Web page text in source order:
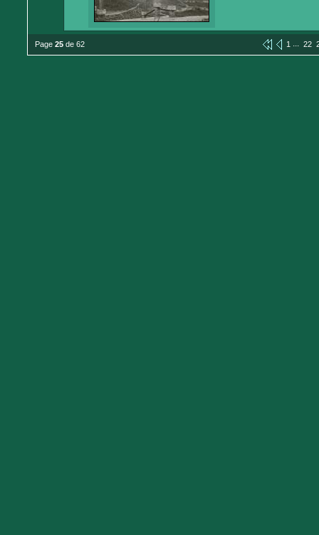
Page 25 de 62 1 ... 22